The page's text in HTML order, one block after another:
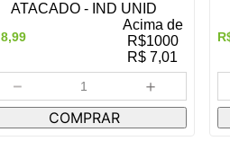
ATACADO - IND UNID
8,99
Acima de
R$1000
R$ 7,01
＋
－
COMPRAR